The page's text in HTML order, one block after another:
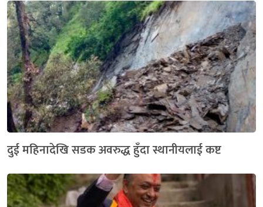
दुई महिनादेखि सडक अवरुद्ध हुँदा स्थानीयलाई कष्ट